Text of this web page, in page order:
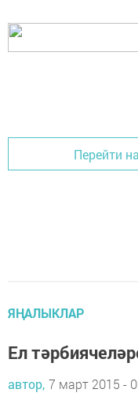
Перейти
ЯҢАЛЫКЛАР
Ел
автор, 7 март 2015 -